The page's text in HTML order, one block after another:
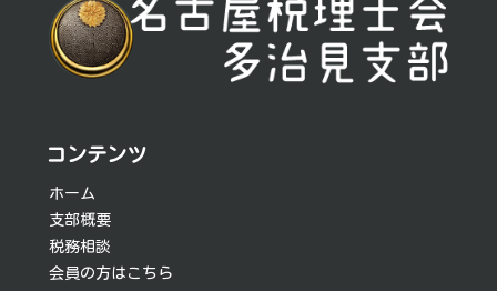
コンテンツ
ホーム
支部概要
税務相談
会員の方はこちら